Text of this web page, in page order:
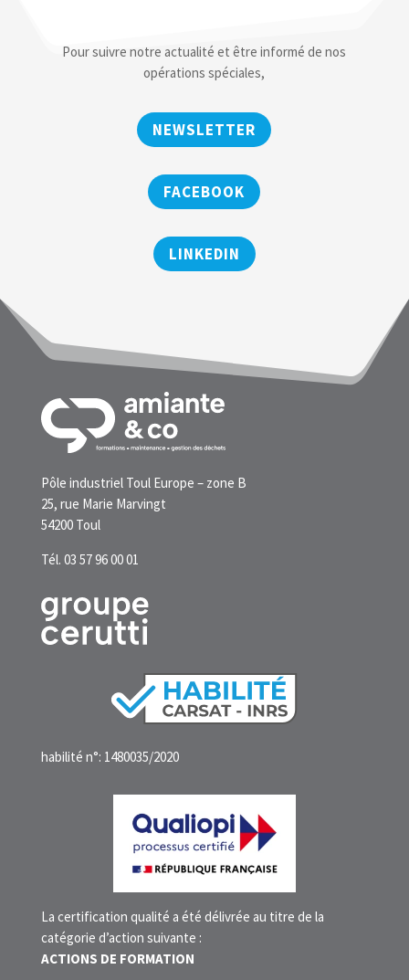
Pour suivre notre actualité et être informé de nos
opérations spéciales,
NEWSLETTER
FACEBOOK
LINKEDIN
Pôle industriel Toul Europe – zone B
25, rue Marie Marvingt
54200 Toul
Tél. 03 57 96 00 01
habilité n°: 1480035/2020
La certification qualité a été délivrée au titre de la
catégorie d’action suivante :
ACTIONS DE FORMATION